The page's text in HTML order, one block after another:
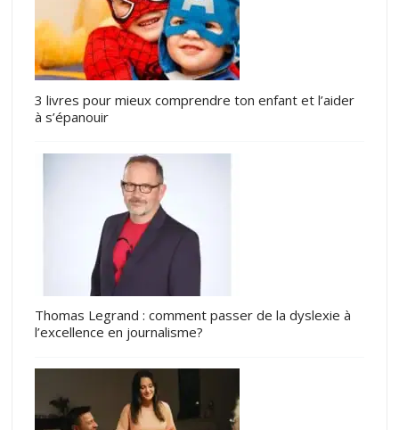
3 livres pour mieux comprendre ton enfant et l’aider
à s’épanouir
Thomas Legrand : comment passer de la dyslexie à
l’excellence en journalisme?